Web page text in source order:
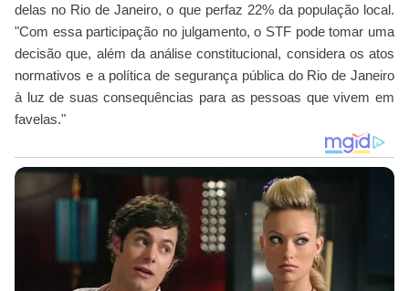
delas no Rio de Janeiro, o que perfaz 22% da população local.
"Com essa participação no julgamento, o STF pode tomar uma
decisão que, além da análise constitucional, considera os atos
normativos e a política de segurança pública do Rio de Janeiro
à luz de suas consequências para as pessoas que vivem em
favelas."